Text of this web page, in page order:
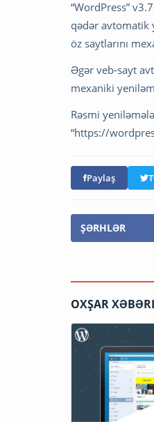
“WordPress”
qədər avtomatik
öz saytlarını
Əgər veb-sayt
mexaniki
Rəsmi
“https://
Paylaş
ŞƏRHLƏR
OXŞAR